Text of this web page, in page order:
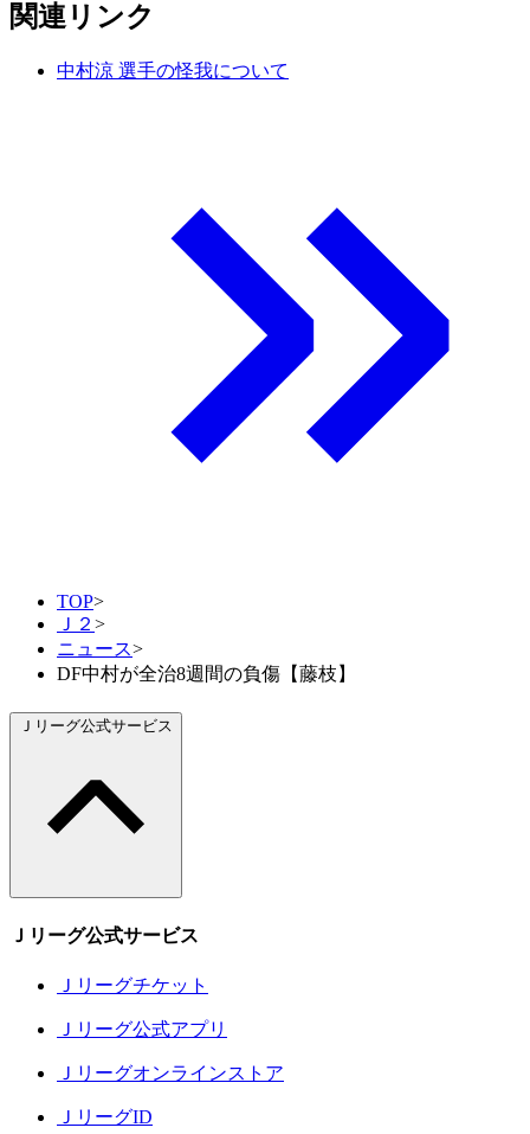
関連リンク
中村涼 選手の怪我について
TOP>
Ｊ２ >
ニュース>
DF中村が全治8週間の負傷【藤枝】
Ｊリーグ公式サービス
Ｊリーグ公式サービス
Ｊリーグチケット
Ｊリーグ公式アプリ
Ｊリーグオンラインストア
ＪリーグID